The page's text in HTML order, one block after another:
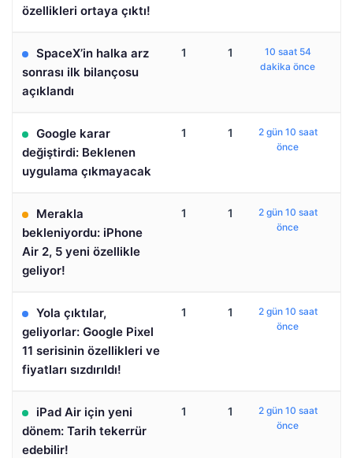
özellikleri ortaya çıktı!
SpaceX’in halka arz
sonrası ilk bilançosu
açıklandı
1 1
10 saat 54
dakika önce
Google karar
değiştirdi: Beklenen
uygulama çıkmayacak
1 1
2 gün 10 saat
önce
Merakla
bekleniyordu: iPhone
Air 2, 5 yeni özellikle
geliyor!
1 1
2 gün 10 saat
önce
Yola çıktılar,
geliyorlar: Google Pixel
11 serisinin özellikleri ve
fiyatları sızdırıldı!
1 1
2 gün 10 saat
önce
iPad Air için yeni
dönem: Tarih tekerrür
edebilir!
1 1
2 gün 10 saat
önce